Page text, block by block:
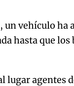
vehículo ha
hasta que
lugar agentes